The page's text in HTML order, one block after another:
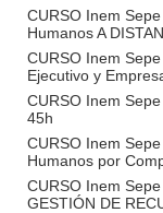
CURSO Inem
Humanos A
CURSO Inem
Ejecutivo y
CURSO Inem
45h
CURSO Inem
Humanos por
CURSO Inem
GESTIÓN DE